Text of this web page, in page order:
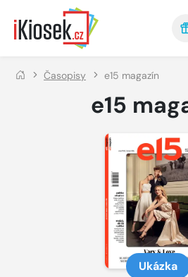
Přejít na hlavní obsah
Časopisy e15 magazín
e15
Ukázka